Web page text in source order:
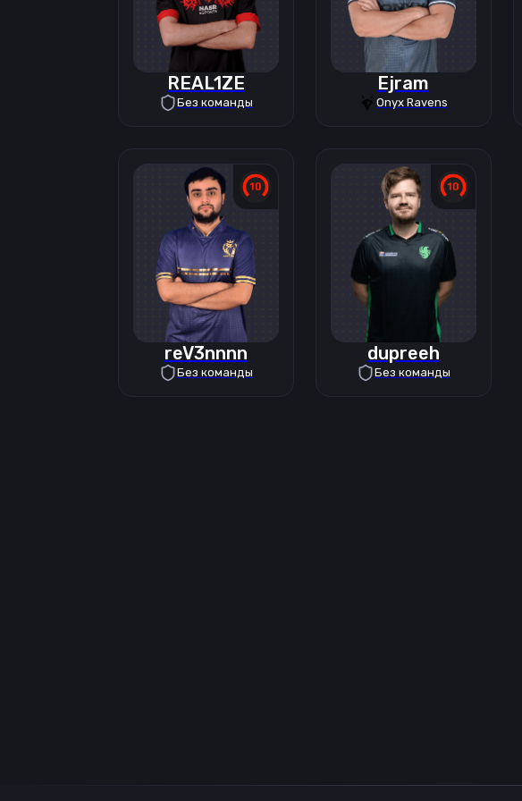
REAL1ZE
Без команды
Ejram
Onyx Ravens
reV3nnnn
Без команды
dupreeh
Без команды